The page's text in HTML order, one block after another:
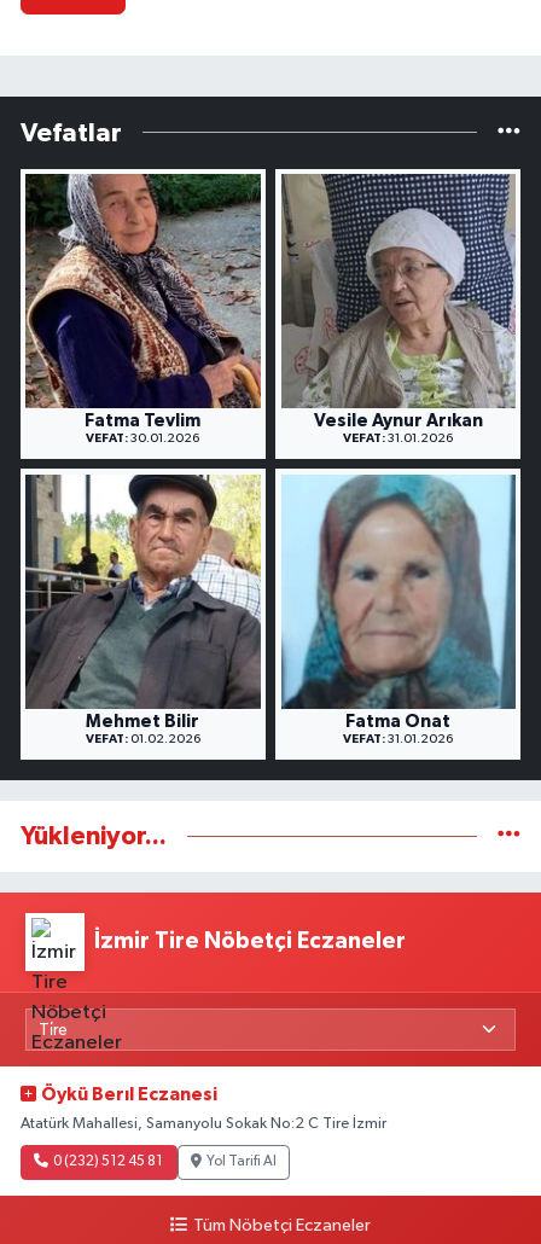
Vefatlar
Fatma Tevlim
VEFAT: 30.01.2026
Vesile Aynur Arıkan
VEFAT: 31.01.2026
Mehmet Bilir
VEFAT:01.02.2026
Fatma Onat
VEFAT: 31.01.2026
Yükleniyor...
İzmir Tire Nöbetçi Eczaneler
Öykü Berıl Eczanesi
Atatürk Mahallesi, Samanyolu Sokak No:2 C Tire İzmir
0 (232) 512 45 81 Yol Tarifi Al
Tüm Nöbetçi Eczaneler